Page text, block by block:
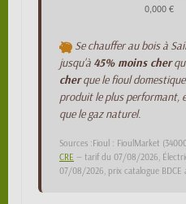
Se chauffer au bois à
jusqu'à 45% moins cher
cherque le fioul
produit le plus performant,
que le gaz naturel.
Sources :Fioul : FioulMarket
CRE — tarif du 07/08/2026,
07/08/2026, prix catalogue